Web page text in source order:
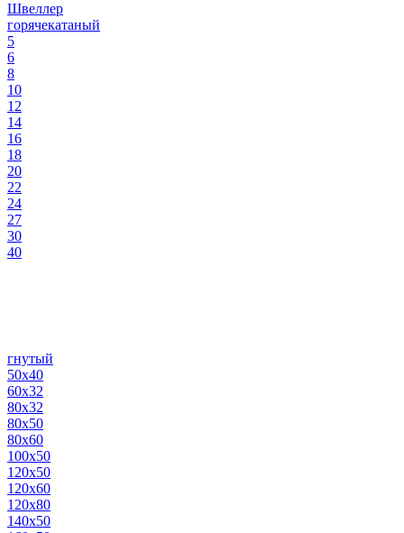
Швеллер
горячекатаный
5
6
8
10
12
14
16
18
20
22
24
27
30
40
гнутый
50х40
60х32
80х32
80х50
80х60
100х50
120х50
120х60
120х80
140х50